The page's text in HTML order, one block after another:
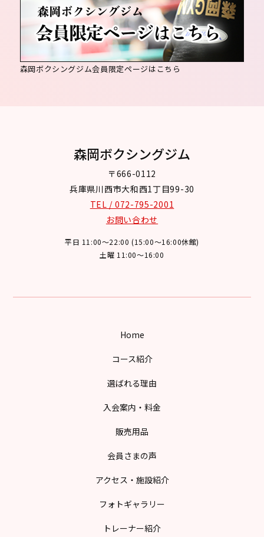
森岡ボクシングジム会員限定ページはこちら
森岡ボクシングジム
〒666-0112
兵庫県川西市大和西1丁目99-30
TEL / 072-795-2001
お問い合わせ
平日 11:00～22:00 (15:00～16:00休館)
土曜 11:00～16:00
Home
コース紹介
選ばれる理由
入会案内・料金
販売用品
会員さまの声
アクセス・施設紹介
フォトギャラリー
トレーナー紹介